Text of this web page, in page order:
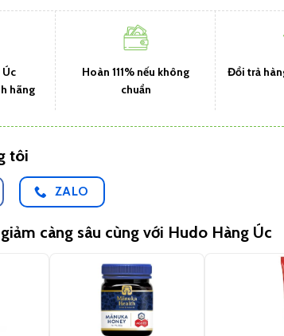
Úc
hãng
Hoàn 111% nếu không
chuẩn
Đổi trả
tôi
ZALO
càng sâu cùng với Hudo Hàng Úc